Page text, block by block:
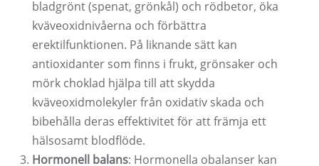
bladgrönt (spenat, grönkål) och rödbetor, öka
kväveoxidnivåerna och förbättra
erektilfunktionen. På liknande sätt kan
antioxidanter som finns i frukt, grönsaker och
mörk choklad hjälpa till att skydda
kväveoxidmolekyler från oxidativ skada och
bibehålla deras effektivitet för att främja ett
hälsosamt blodflöde.
Hormonell balans: Hormonella obalanser kan